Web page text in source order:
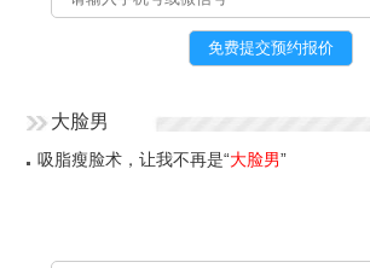
大脸男
吸脂瘦脸术，让我不再是“大脸男”